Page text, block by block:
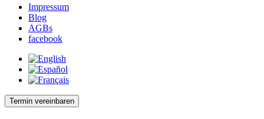
Impressum
Blog
AGBs
facebook
Termin vereinbaren